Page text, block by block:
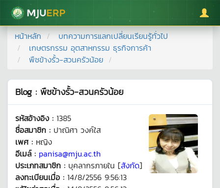
มหาวิทยาลัยแม่โจ้
หน้าหลัก
บทความการแลกเปลี่ยนเรียนรู้ทั่วไป
เกษตรกรรม อุตสาหกรรม ธุรกิจการค้า
พืชข้างรั้ว-สวนครัวน้อย
Blog : พืชข้างรั้ว-สวนครัวน้อย
รหัสอ้างอิง : 1385
ชื่อสมาชิก : ปาณิศา วงค์ใส
เพศ : หญิง
อีเมล์ : panisa@mju.ac.th
ประเภทสมาชิก : บุคลากรภายใน [สังกัด]
ลงทะเบียนเมื่อ : 14/8/2556 9:56:13